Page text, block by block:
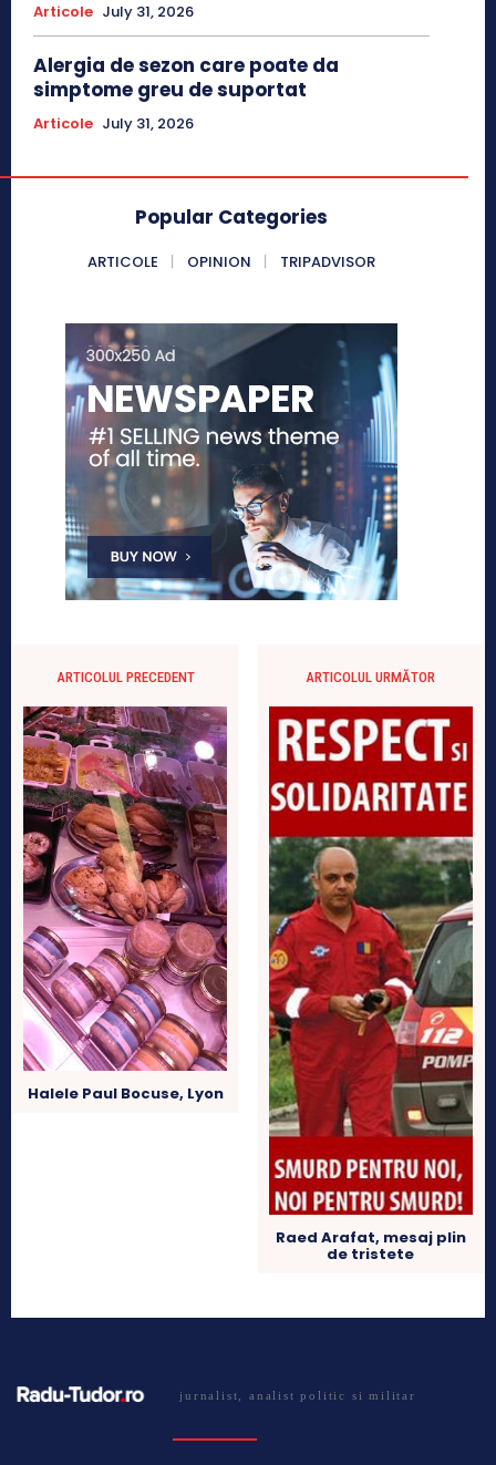
Articole July 31, 2026
Alergia de sezon care poate da
simptome greu de suportat
Articole July 31, 2026
Popular Categories
ARTICOLE OPINION TRIPADVISOR
ARTICOLUL PRECEDENT
Halele Paul Bocuse, Lyon
ARTICOLUL URMĂTOR
Raed Arafat, mesaj plin
de tristete
jurnalist, analist politic si militar